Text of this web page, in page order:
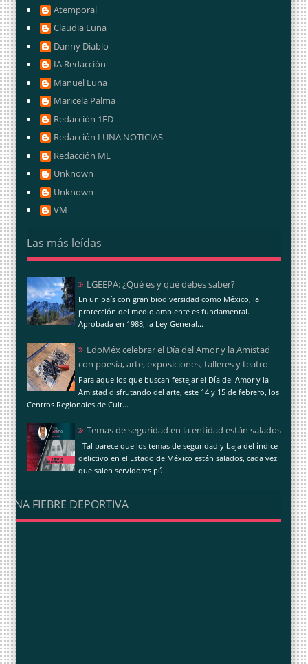
Atemporal
Claudia Luna
Danny Diablo
IA Redacción
Manuel Luna
Maricela Palma
Redacción 1FD
Redacción LUNA NOTICIAS
Redacción ML
Unknown
Unknown
VM
Las más leídas
LGEEPA: ¿Qué es y qué debes saber?
En un país con gran biodiversidad como México, la
protección del medio ambiente es fundamental.
Aprobada en 1988, la Ley General...
EdoMéx celebrar el Día del Amor y la Amistad
con poesía, arte, exposiciones, talleres y teatro
Para aquellos que buscan festejar el Día del Amor y la
Amistad disfrutando del arte, este 14 y 15 de febrero, los
Centros Regionales de Cult...
Temas de seguridad en la entidad están salados
Tal parece que los temas de seguridad y baja del índice
delictivo en el Estado de México están salados, cada vez
que salen servidores pú...
UNA FIEBRE DEPORTIVA